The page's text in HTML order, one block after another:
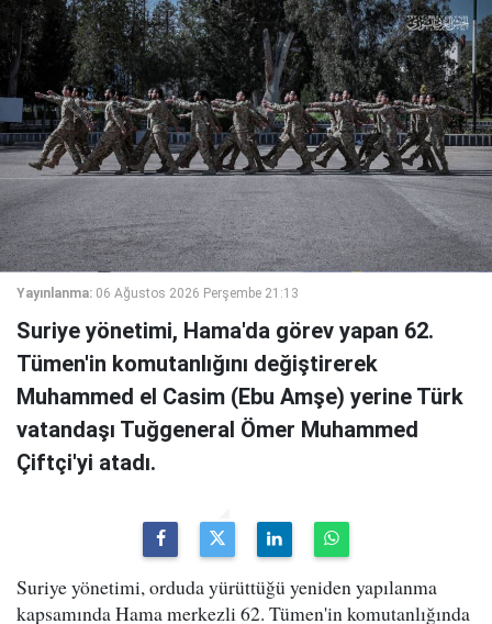
Yayınlanma: 06 Ağustos 2026 Perşembe 21:13
Suriye yönetimi, Hama'da görev yapan 62.
Tümen'in komutanlığını değiştirerek
Muhammed el Casim (Ebu Amşe) yerine Türk
vatandaşı Tuğgeneral Ömer Muhammed
Çiftçi'yi atadı.
Suriye yönetimi, orduda yürüttüğü yeniden yapılanma
kapsamında Hama merkezli 62. Tümen'in komutanlığında